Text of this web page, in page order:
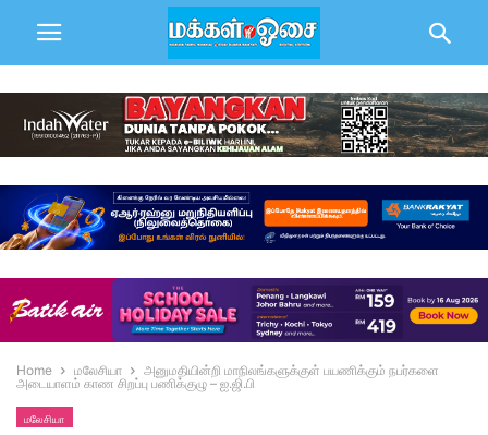
Home மலேசியா
அனுமதியின்றி மாநிலங்களுக்குள் பயணிக்கும் நபர்களை
அடையாளம் காண சிறப்பு பணிக்குழு – ஐ.ஜி.பி
மலேசியா